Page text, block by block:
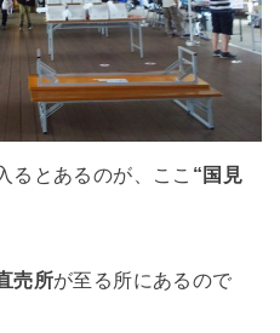
るとあるのが、ここ “国見
売所が至る所にあるので